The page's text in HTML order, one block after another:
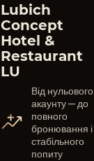
Lubich
Concept
Hotel &
Restaurant
LU
Від нульового
акаунту — до
повного
бронювання і
стабільного
попиту